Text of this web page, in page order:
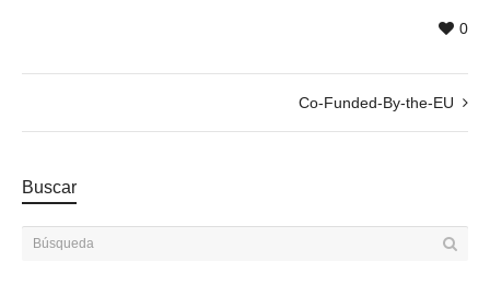
0
Co-Funded-By-the-EU
Buscar